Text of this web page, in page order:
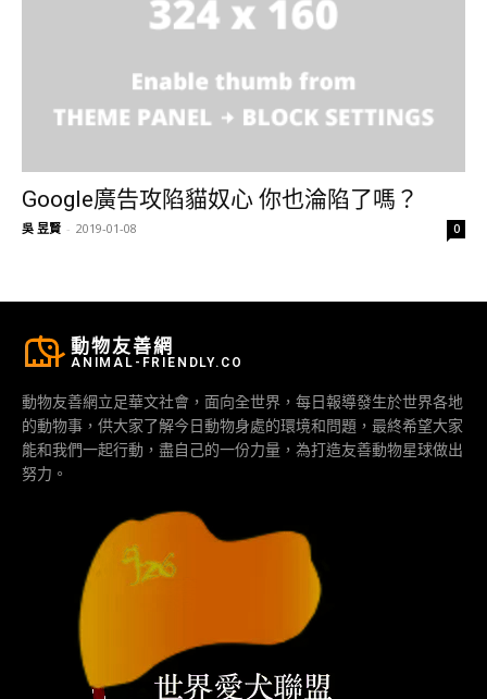
Google廣告攻陷貓奴心 你也淪陷了嗎？
吳 昱賢 - 2019-01-08 0
動物友善網
ANIMAL-FRIENDLY.CO
動物友善網立足華文社會，面向全世界，每日報導發生於世界各地
的動物事，供大家了解今日動物身處的環境和問題，最終希望大家
能和我們一起行動，盡自己的一份力量，為打造友善動物星球做出
努力。